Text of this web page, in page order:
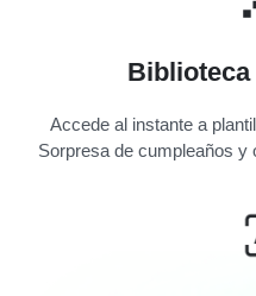
Accede al instante a
Sorpresa de cumpleaños y